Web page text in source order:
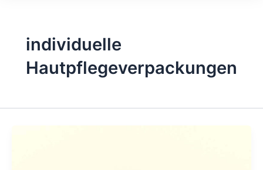
individuelle
Hautpflegeverpackungen